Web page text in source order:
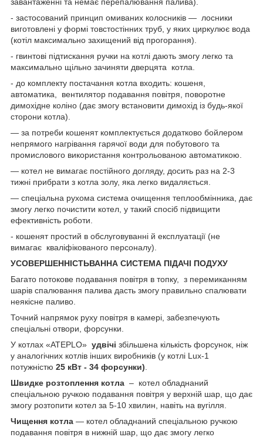
завантаженні та немає перепалювання палива).
- застосований принцип омиваних колосників — лосники
виготовлені у формі товстостінних труб, у яких циркулює вода
(котіл максимально захищений від прогорання).
- гвинтові підтискання ручки на котлі дають змогу легко та
максимально щільно зачиняти дверцята котла.
- до комплекту постачання котла входить: кошеня,
автоматика, вентилятор подавання повітря, поворотне
димохідне коліно (дає змогу встановити димохід із будь-якої
сторони котла).
— за потреби кошенят комплектується додатково бойлером
непрямого нагрівання гарячої води для побутового та
промислового використання контрольованою автоматикою.
— котел не вимагає постійного догляду, досить раз на 2-3
тижні прибрати з котла золу, яка легко видаляється.
— спеціальна рухома система очищення теплообмінника, дає
змогу легко почистити котел, у такий спосіб підвищити
ефективність роботи.
- кошенят простий в обслуговуванні й експлуатації (не
вимагає кваліфікованого персоналу).
УСОВЕРШЕННІСТЬВАННА СИСТЕМА ПІДАЧІ ПОДУХУ
Багато потокове подавання повітря в топку, з перемиканням
шарів спалювання палива дасть змогу правильно спалювати
неякісне паливо.
Точний напрямок руху повітря в камері, забезпечують
спеціальні отвори, форсунки.
У котлах «ATEPLO» удвічі збільшена кількість форсунок, ніж
у аналогічних котлів інших виробників (у котлі Lux-1
потужністю 25 кВт - 34 форсунки).
Швидке розтоплення котла – котел обладнаний
спеціальною ручкою подавання повітря у верхній шар, що дає
змогу розтопити котел за 5-10 хвилин, навіть на вугілля.
Чищення котла — котел обладнаний спеціальною ручкою
подавання повітря в нижній шар, що дає змогу легко